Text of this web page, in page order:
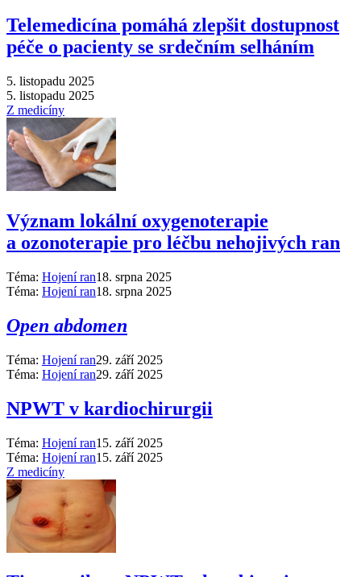
Telemedicína pomáhá zlepšit dostupnost
péče o pacienty se srdečním selháním
5. listopadu 2025
5. listopadu 2025
Z medicíny
Význam lokální oxygenoterapie
a ozonoterapie pro léčbu nehojivých ran
Téma: Hojení ran18. srpna 2025
Téma: Hojení ran18. srpna 2025
Open abdomen
Téma: Hojení ran29. září 2025
Téma: Hojení ran29. září 2025
NPWT v kardiochirurgii
Téma: Hojení ran15. září 2025
Téma: Hojení ran15. září 2025
Z medicíny